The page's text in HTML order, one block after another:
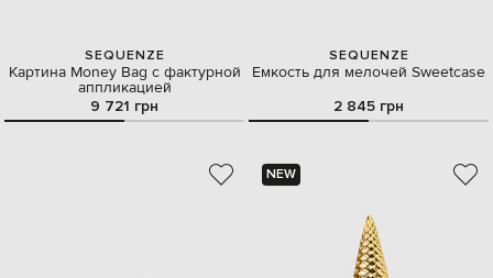
SEQUENZE
Картина Money Bag с фактурной
аппликацией
9 721 грн
SEQUENZE
Емкость для мелочей Sweetcase
2 845 грн
NEW